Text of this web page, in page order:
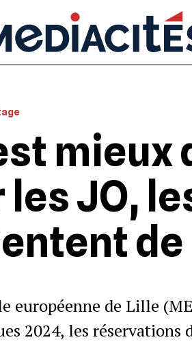
mieux
les JO,
de
européenne de Lille
2024, les réservations